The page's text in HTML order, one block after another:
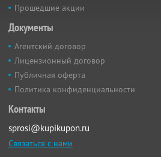
Прошедшие акции
Документы
Агентский договор
Лицензионный договор
Публичная оферта
Политика конфиденциальности
Контакты
sprosi@kupikupon.ru
Связаться с нами